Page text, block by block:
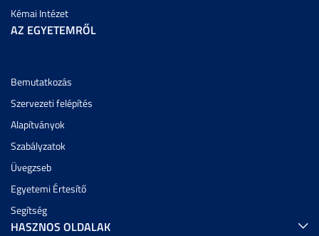
Kémai Intézet
AZ EGYETEMRŐL
Bemutatkozás
Szervezeti felépítés
Alapítványok
Szabályzatok
Üvegzseb
Egyetemi Értesítő
Segítség
HASZNOS OLDALAK